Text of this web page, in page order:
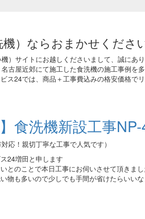
）ならおまかせくださ
）サイトにお越しくださいまして、誠にあ
古屋近郊にて施工した食洗機の施工事例を
ス24では、商品＋工事費込みの格安価格で
食洗機新設工事
応！親切丁寧な工事で人気です）
24増田と申します
とのことで本日工事にお伺いさせて頂きま
物も多いので少しでも手間が省けたらいい